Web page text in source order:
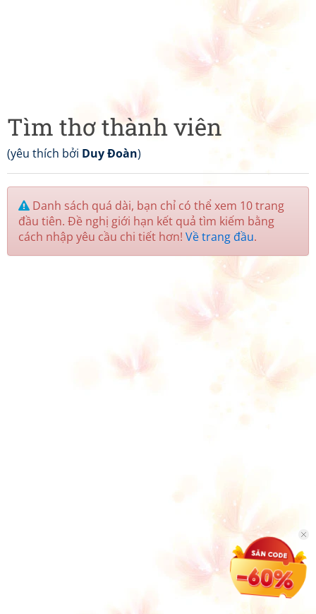
Tìm thơ thành viên
(yêu thích bởi Duy Đoàn)
Danh sách quá dài, bạn chỉ có thể xem 10 trang
đầu tiên. Đề nghị giới hạn kết quả tìm kiếm bằng
cách nhập yêu cầu chi tiết hơn! Về trang đầu.